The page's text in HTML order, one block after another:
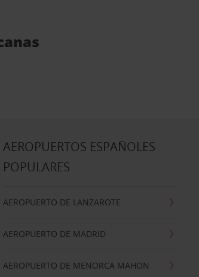
AEROPUERTOS ESPAÑOLES
POPULARES
AEROPUERTO DE LANZAROTE
AEROPUERTO DE MADRID
AEROPUERTO DE MENORCA MAHON